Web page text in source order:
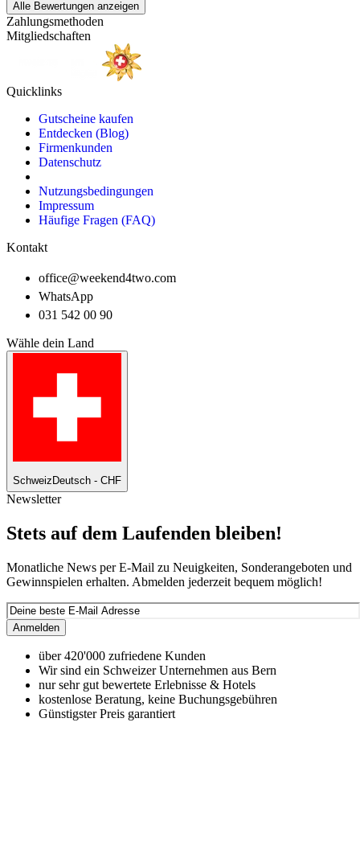
Alle Bewertungen anzeigen
Zahlungsmethoden
Mitgliedschaften
Quicklinks
Gutscheine kaufen
Entdecken (Blog)
Firmenkunden
Datenschutz
Nutzungsbedingungen
Impressum
Häufige Fragen (FAQ)
Kontakt
office@weekend4two.com
WhatsApp
031 542 00 90
Wähle dein Land
Schweiz Deutsch - CHF
Newsletter
Stets auf dem Laufenden bleiben!
Monatliche News per E-Mail zu Neuigkeiten, Sonderangeboten und
Gewinnspielen erhalten. Abmelden jederzeit bequem möglich!
Anmelden
über 420'000 zufriedene Kunden
Wir sind ein Schweizer Unternehmen aus Bern
nur sehr gut bewertete Erlebnisse & Hotels
kostenlose Beratung, keine Buchungsgebühren
Günstigster Preis garantiert